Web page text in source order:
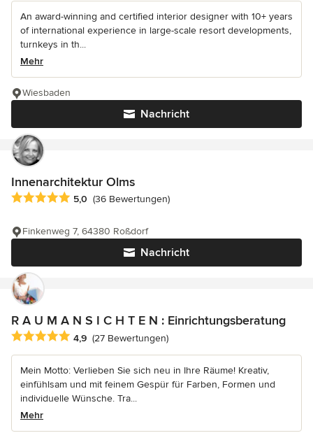
An award-winning and certified interior designer with 10+ years
of international experience in large-scale resort developments,
turnkeys in th...
Mehr
Nachricht
Wiesbaden
Innenarchitektur Olms
Durchschnittliche Bewertung: 5 von 5 Sternen
5,0 (36 Bewertungen)
Nachricht
Finkenweg 7, 64380 Roßdorf
R A U M A N S I C H T E N : Einrichtungsberatung
Durchschnittliche Bewertung: 4.9 von 5 Sternen
4,9 (27 Bewertungen)
Mein Motto: Verlieben Sie sich neu in Ihre Räume! Kreativ,
einfühlsam und mit feinem Gespür für Farben, Formen und
individuelle Wünsche. Tra...
Mehr